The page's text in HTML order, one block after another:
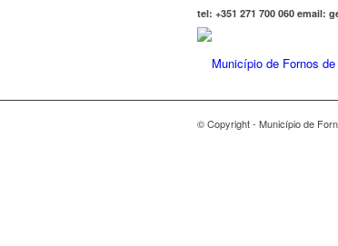
tel: +351 271 700 060 email:
© Copyright - Município de